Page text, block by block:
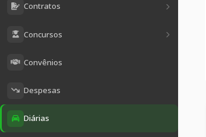
Contratos
Concursos
Convênios
Despesas
Diárias